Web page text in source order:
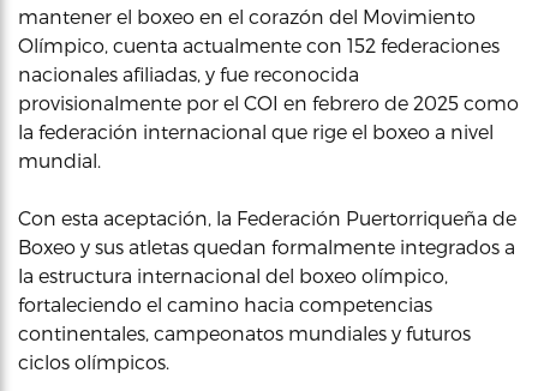
mantener el boxeo en el corazón del Movimiento
Olímpico, cuenta actualmente con 152 federaciones
nacionales afiliadas, y fue reconocida
provisionalmente por el COI en febrero de 2025 como
la federación internacional que rige el boxeo a nivel
mundial.
Con esta aceptación, la Federación Puertorriqueña de
Boxeo y sus atletas quedan formalmente integrados a
la estructura internacional del boxeo olímpico,
fortaleciendo el camino hacia competencias
continentales, campeonatos mundiales y futuros
ciclos olímpicos.